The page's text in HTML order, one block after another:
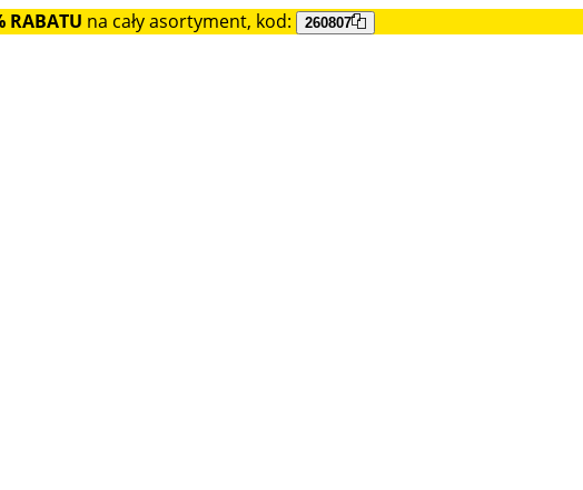
na cały asortyment, kod: 260807